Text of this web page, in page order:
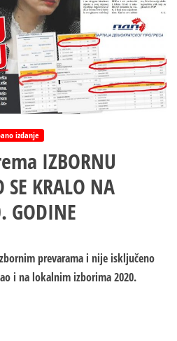
izdanje
IZBORNU
SE KRALO NA
GODINE
prevarama i nije isključeno
i na lokalnim izborima 2020.